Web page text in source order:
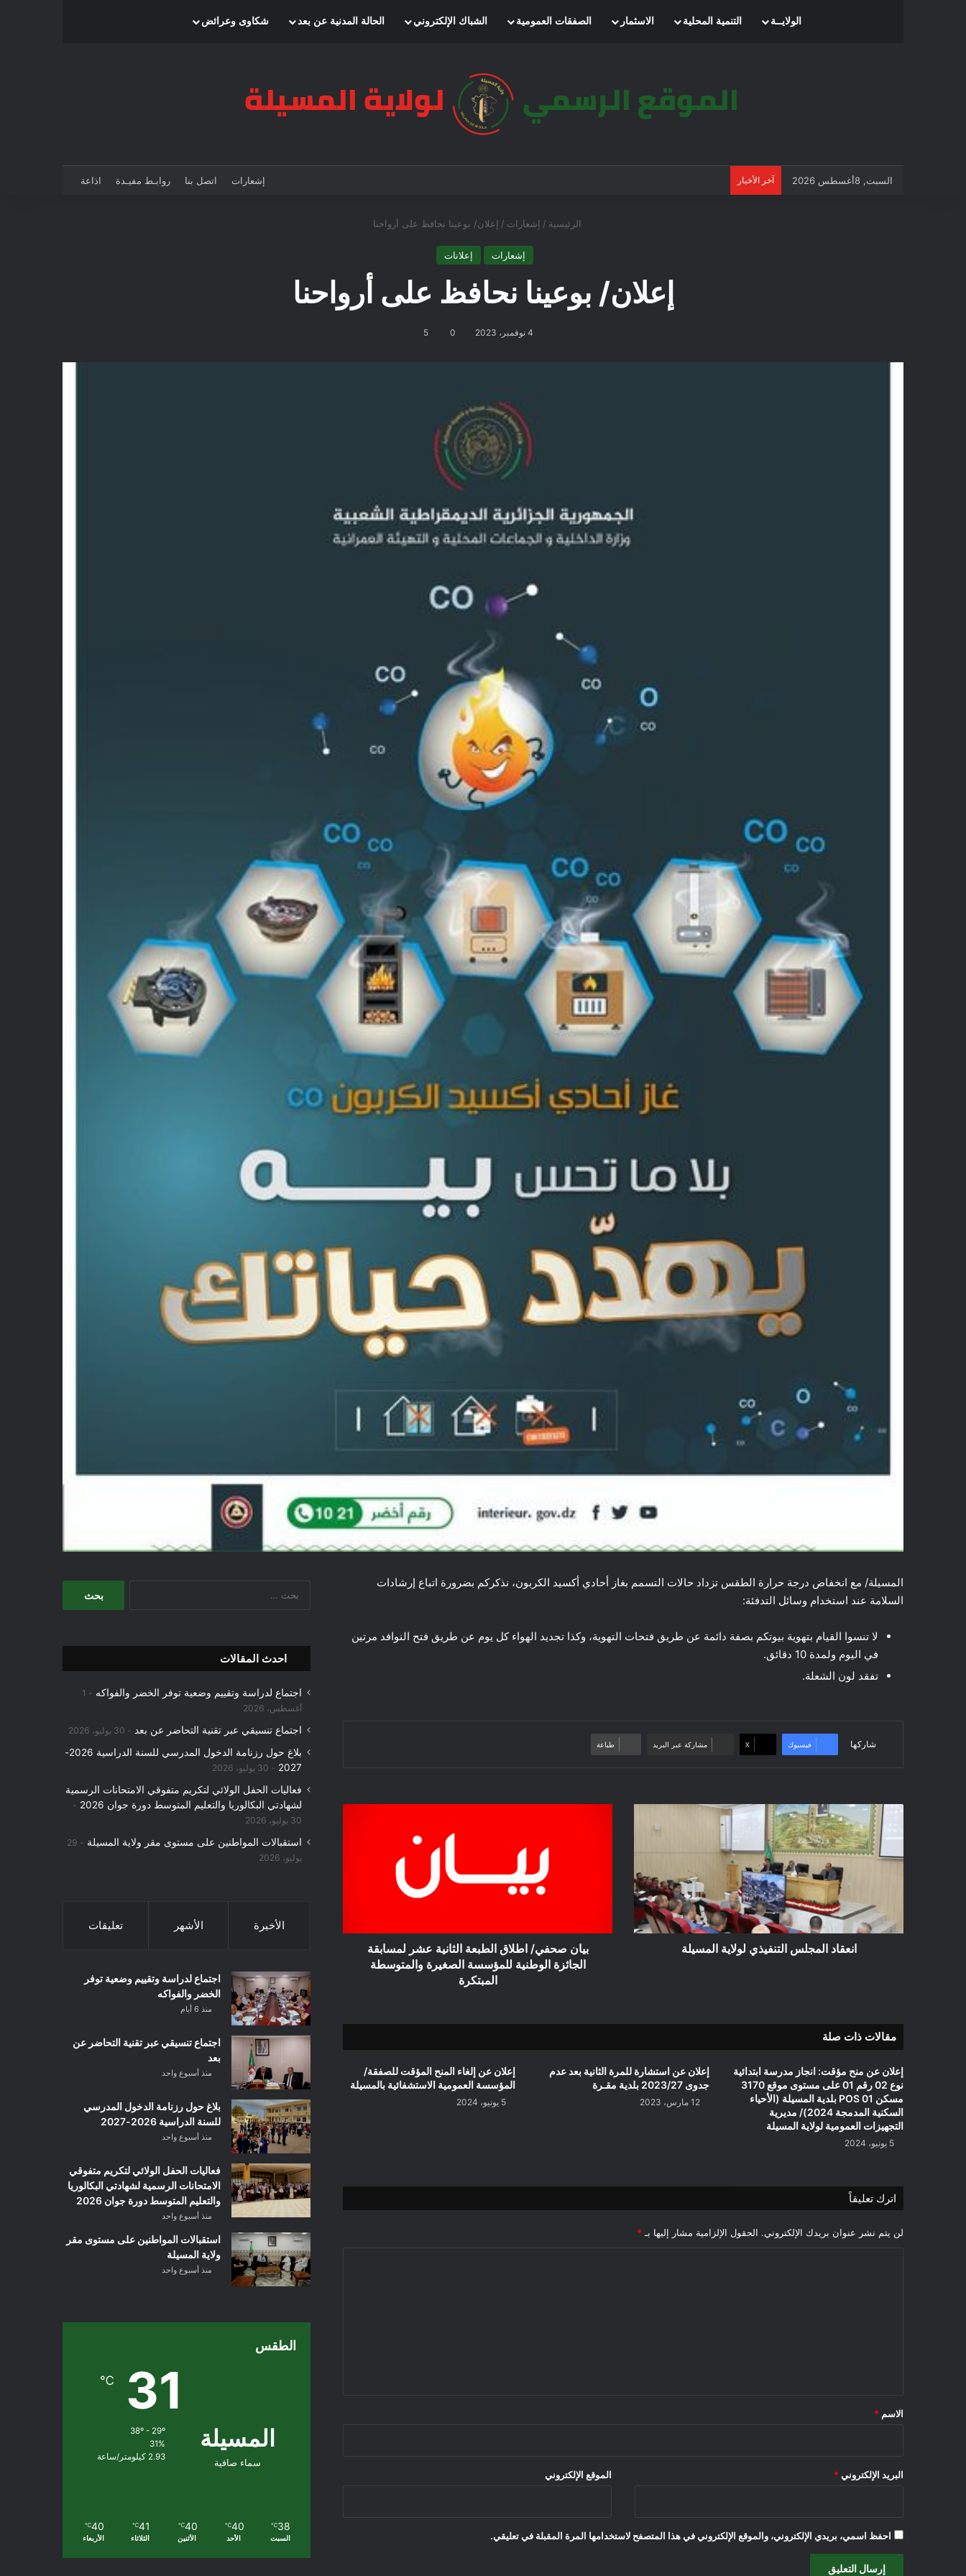
الرئيسيةالولايــة التنمية المحلية الاسثمار الصفقات العمومية الشباك الإلكتروني الحالة المدنية عن بعد شكاوى وعرائض
السبت, 8أغسطس 2026 آخر الأخبار إشعارات اتصل بنا روابـط مفيـدة اذاعة
الرئيسية / إشعارات / إعلان/ بوعينا نحافظ على أرواحنا
إشعارات إعلانات
إعلان/ بوعينا نحافظ على أرواحنا
4 نوفمبر، 2023 0
5
المسيلة/ مع انخفاض درجة حرارة الطقس تزداد حالات التسمم بغاز أحادي أكسيد الكربون، نذكركم بضرورة اتباع إرشادات
السلامة عند استخدام وسائل التدفئة:
لا تنسوا القيام بتهوية بيوتكم بصفة دائمة عن طريق فتحات التهوية، وكذا تجديد الهواء كل يوم عن طريق فتح النوافد مرتين
في اليوم ولمدة 10 دقائق.
تفقد لون الشعلة.
شاركها فيسبوك ‫X مشاركة عبر البريد طباعة
انعقاد
المجلس
التنفيذي
لولاية
انعقاد المجلس التنفيذي لولاية المسيلة
الوطنية
للمؤسسة
الصغيرة
بيان صحفي/ اطلاق الطبعة الثانية عشر لمسابقة
الجائزة الوطنية للمؤسسة الصغيرة والمتوسطة
المبتكرة
مقالات ذات صلة
إعلان عن منح مؤقت: انجاز مدرسة ابتدائية
نوع 02 رقم 01 على مستوى موقع 3170
مسكن POS 01 بلدية المسيلة (الأحياء
السكنية المدمجة 2024)/ مديرية
التجهيزات العمومية لولاية المسيلة
5 يونيو، 2024
إعلان عن استشارة للمرة الثانية بعد عدم
جدوى 2023/27 بلدية مقـرة
12 مارس، 2023
إعلان عن إلغاء المنح المؤقت للصفقة/
المؤسسة العمومية الاستشفائية بالمسيلة
5 يونيو، 2024
اترك تعليقاً
لن يتم نشر عنوان بريدك الإلكتروني. الحقول الإلزامية مشار إليها بـ *
*
الاسم *
البريد الإلكتروني * الموقع الإلكتروني
احفظ اسمي، بريدي الإلكتروني، والموقع الإلكتروني في هذا المتصفح لاستخدامها المرة المقبلة في تعليقي.
احدث المقالات
اجتماع لدراسة وتقييم وضعية توفر الخضر والفواكه
1
أغسطس، 2026
اجتماع تنسيقي عبر تقنية التحاضر عن بعد 30 يوليو، 2026
بلاغ حول رزنامة الدخول المدرسي للسنة الدراسية 2026-
2027
30 يوليو، 2026
فعاليات الحفل الولائي لتكريم متفوقي الامتحانات الرسمية
لشهادتي البكالوريا والتعليم المتوسط دورة جوان 2026
30 يوليو، 2026
استقبالات المواطنين على مستوى مقر ولاية المسيلة
29
يوليو، 2026
الأخيرة الأشهر تعليقات
اجتماع لدراسة وتقييم وضعية توفر
الخضر والفواكه
منذ 6 أيام
اجتماع تنسيقي عبر تقنية التحاضر عن
بعد
منذ أسبوع واحد
بلاغ حول رزنامة الدخول المدرسي
للسنة الدراسية 2026-2027
منذ أسبوع واحد
فعاليات الحفل الولائي لتكريم متفوقي
الامتحانات الرسمية لشهادتي البكالوريا
والتعليم المتوسط دورة جوان 2026
منذ أسبوع واحد
استقبالات المواطنين على مستوى مقر
ولاية المسيلة
منذ أسبوع واحد
الطقس
المسيلة
سماء صافية
31
℃
31%
2.93 كيلومتر/ساعة
38
℃
السبت
40
℃
الأحد
40
℃
الأثنين
41
℃
الثلاثاء
40
℃
الأربعاء